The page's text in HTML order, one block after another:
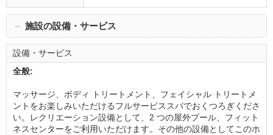
－ 施設の設備・サービス
設備・サービス
全般:
マッサージ、ボディ トリートメント、フェイシャル トリートメ
ントをお楽しみいただけるフルサービススパでおくつろぎくださ
い。レクリエーション設備として、2 つの屋外プール、フィット
ネスセンターをご利用いただけます。その他の設備としてこのホ